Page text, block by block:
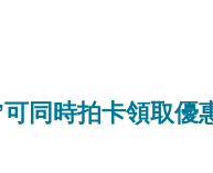
同時拍卡領取優